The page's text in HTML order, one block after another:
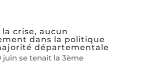
la crise, aucun
dans la politique
départementale
juin se tenait la 3ème